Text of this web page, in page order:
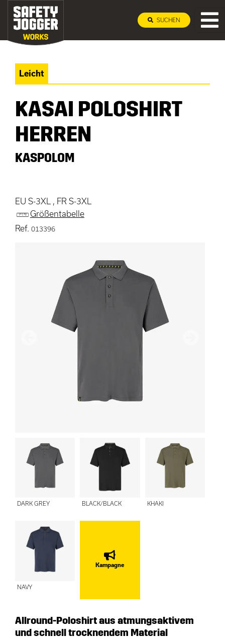
SUCHEN
Leicht
KASAI POLOSHIRT
HERREN
KASPOLOM
EU S-3XL , FR S-3XL
Größentabelle
Ref. 013396
DARK GREY BLACK/BLACK KHAKI
NAVY
Kampagne
Allround-Poloshirt aus atmungsaktivem
und schnell trocknendem Material